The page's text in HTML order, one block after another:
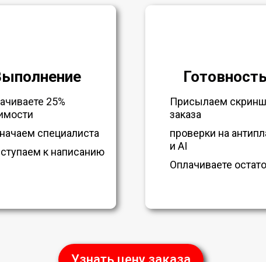
25%
специалиста
к написанию
Готовность
Присылаем
заказа
проверки на
и AI
Оплачиваете